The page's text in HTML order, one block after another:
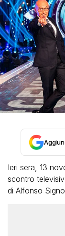
Ieri sera, 13
scontro
di Alfonso